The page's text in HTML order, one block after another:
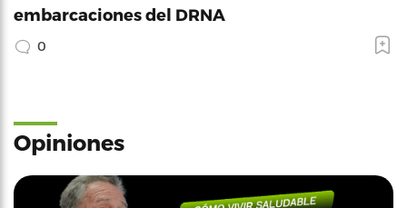
embarcaciones del DRNA
0
Opiniones